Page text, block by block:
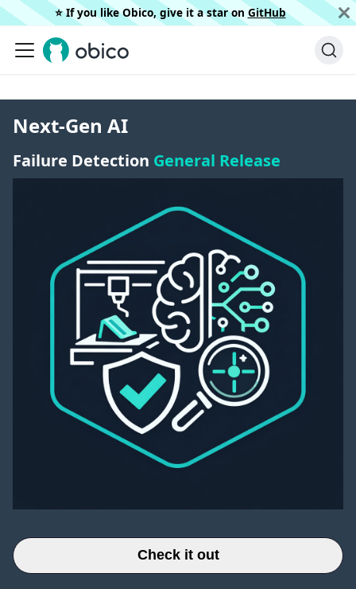
⭐️ If you like Obico, give it a star on GitHub
Next-Gen AI
Failure Detection General Release
Check it out